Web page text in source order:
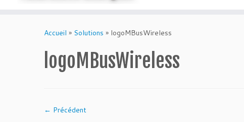
Accueil » Solutions » logoMBusWireless
logoMBusWireless
← Précédent